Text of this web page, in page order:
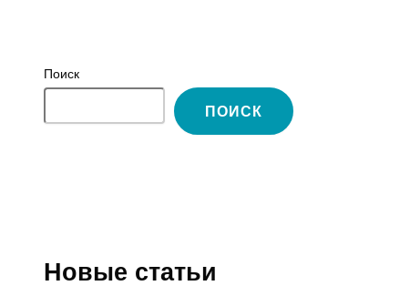
Поиск
ПОИСК
Новые статьи